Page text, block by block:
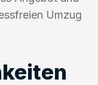
Umzug